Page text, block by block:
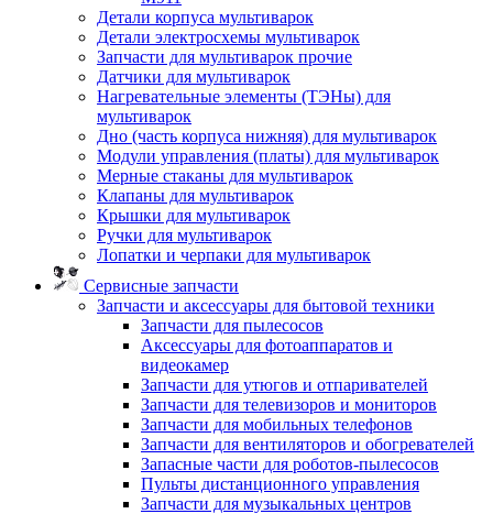
Детали корпуса мультиварок
Детали электросхемы мультиварок
Запчасти для мультиварок прочие
Датчики для мультиварок
Нагревательные элементы (ТЭНы) для
мультиварок
Дно (часть корпуса нижняя) для мультиварок
Модули управления (платы) для мультиварок
Мерные стаканы для мультиварок
Клапаны для мультиварок
Крышки для мультиварок
Ручки для мультиварок
Лопатки и черпаки для мультиварок
Сервисные запчасти
Запчасти и аксессуары для бытовой техники
Запчасти для пылесосов
Аксессуары для фотоаппаратов и
видеокамер
Запчасти для утюгов и отпаривателей
Запчасти для телевизоров и мониторов
Запчасти для мобильных телефонов
Запчасти для вентиляторов и обогревателей
Запасные части для роботов-пылесосов
Пульты дистанционного управления
Запчасти для музыкальных центров